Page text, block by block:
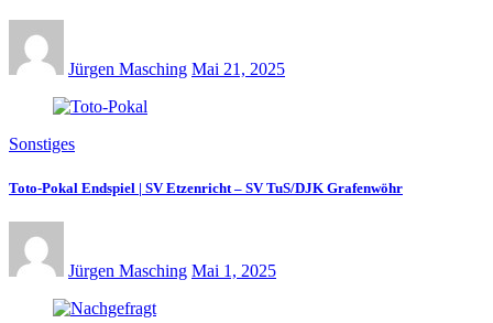
Jürgen Masching Mai 21, 2025
Sonstiges
Toto-Pokal Endspiel | SV Etzenricht – SV TuS/DJK Grafenwöhr
Jürgen Masching Mai 1, 2025